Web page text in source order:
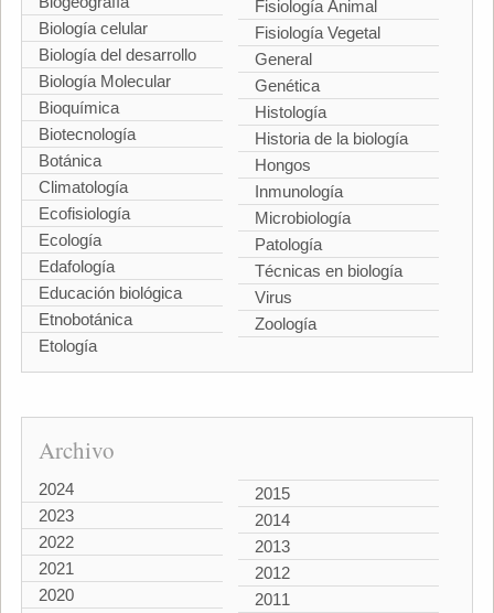
Biología celular
Biología del desarrollo
Biología Molecular
Bioquímica
Biotecnología
Botánica
Climatología
Ecofisiología
Ecología
Edafología
Educación biológica
Etnobotánica
Etología
Fisiología Animal
Fisiología Vegetal
General
Genética
Histología
Historia de la biología
Hongos
Inmunología
Microbiología
Patología
Técnicas en biología
Virus
Zoología
Archivo
2024
2023
2022
2021
2020
2015
2014
2013
2012
2011